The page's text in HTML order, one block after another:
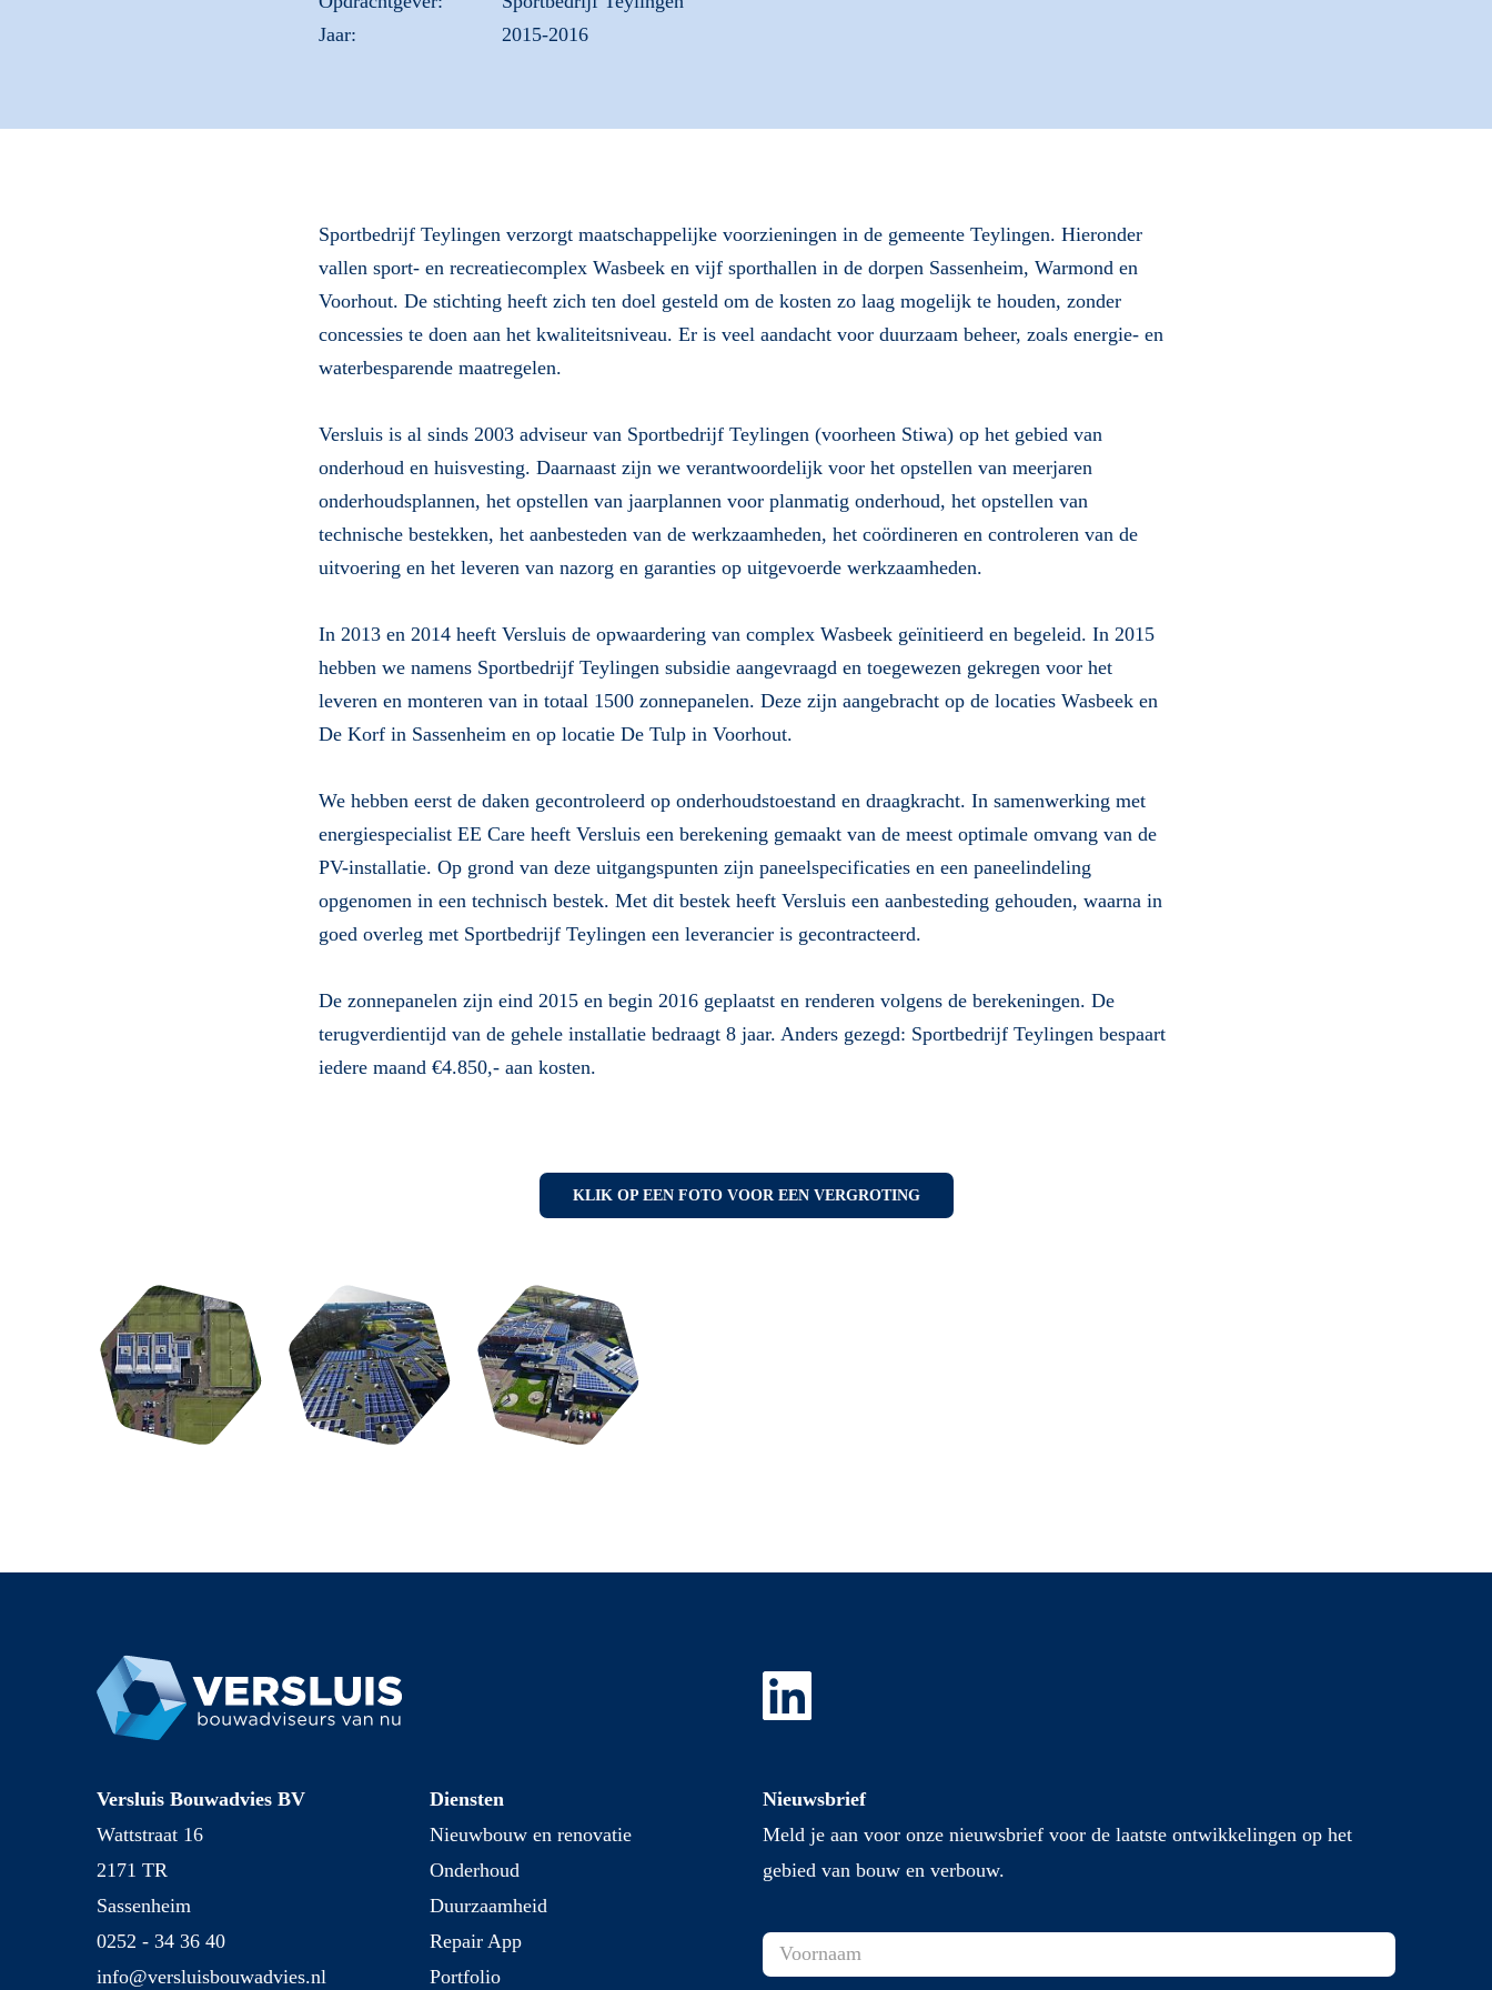
Jaar:
2015-2016
Sportbedrijf Teylingen verzorgt maatschappelijke voorzieningen in de gemeente Teylingen. Hieronder
vallen sport- en recreatiecomplex Wasbeek en vijf sporthallen in de dorpen Sassenheim, Warmond en
Voorhout. De stichting heeft zich ten doel gesteld om de kosten zo laag mogelijk te houden, zonder
concessies te doen aan het kwaliteitsniveau. Er is veel aandacht voor duurzaam beheer, zoals energie- en
waterbesparende maatregelen.
Versluis is al sinds 2003 adviseur van Sportbedrijf Teylingen (voorheen Stiwa) op het gebied van
onderhoud en huisvesting. Daarnaast zijn we verantwoordelijk voor het opstellen van meerjaren
onderhoudsplannen, het opstellen van jaarplannen voor planmatig onderhoud, het opstellen van
technische bestekken, het aanbesteden van de werkzaamheden, het coördineren en controleren van de
uitvoering en het leveren van nazorg en garanties op uitgevoerde werkzaamheden.
In 2013 en 2014 heeft Versluis de opwaardering van complex Wasbeek geïnitieerd en begeleid. In 2015
hebben we namens Sportbedrijf Teylingen subsidie aangevraagd en toegewezen gekregen voor het
leveren en monteren van in totaal 1500 zonnepanelen. Deze zijn aangebracht op de locaties Wasbeek en
De Korf in Sassenheim en op locatie De Tulp in Voorhout.
We hebben eerst de daken gecontroleerd op onderhoudstoestand en draagkracht. In samenwerking met
energiespecialist EE Care heeft Versluis een berekening gemaakt van de meest optimale omvang van de
PV-installatie. Op grond van deze uitgangspunten zijn paneelspecificaties en een paneelindeling
opgenomen in een technisch bestek. Met dit bestek heeft Versluis een aanbesteding gehouden, waarna in
goed overleg met Sportbedrijf Teylingen een leverancier is gecontracteerd.
De zonnepanelen zijn eind 2015 en begin 2016 geplaatst en renderen volgens de berekeningen. De
terugverdientijd van de gehele installatie bedraagt 8 jaar. Anders gezegd: Sportbedrijf Teylingen bespaart
iedere maand €4.850,- aan kosten.
KLIK OP EEN FOTO VOOR EEN VERGROTING
Versluis Bouwadvies BV
Wattstraat 16
2171 TR
Sassenheim
0252 - 34 36 40
info@versluisbouwadvies.nl
Diensten
Nieuwbouw en renovatie
Onderhoud
Duurzaamheid
Repair App
Portfolio
Nieuwsbrief
Meld je aan voor onze nieuwsbrief voor de laatste ontwikkelingen op het
gebied van bouw en verbouw.